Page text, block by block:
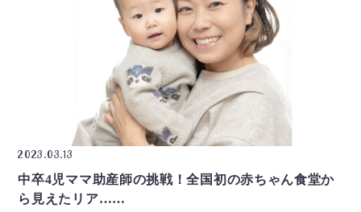
2023.03.13
中卒4児ママ助産師の挑戦！全国初の赤ちゃん食堂か
ら見えたリア……